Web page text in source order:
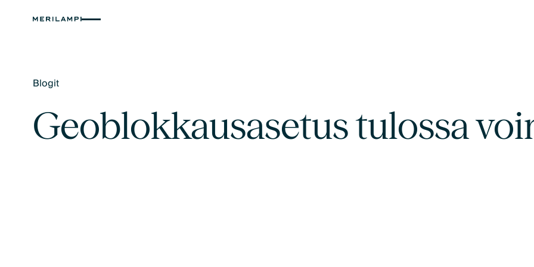
Blogit
Geoblokkausasetus tulossa